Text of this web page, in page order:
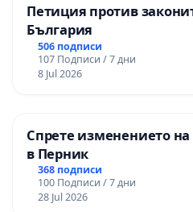
Петиция против
България
506 подписи
107 Подписи / 7 дни
8 Jul 2026
Спрете изменението
в Перник
368 подписи
100 Подписи / 7 дни
28 Jul 2026